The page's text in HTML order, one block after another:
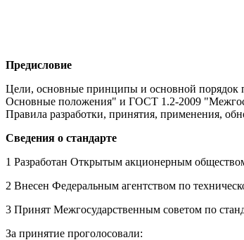
Предисловие
Цели, основные принципы и основной порядок
Основные положения" и ГОСТ 1.2-2009
Правила разработки, принятия, применения,
Сведения о стандарте
1 Разработан Открытым акционерным
2 Внесен Федеральным агентством по
3 Принят Межгосударственным советом по
За принятие проголосовали: